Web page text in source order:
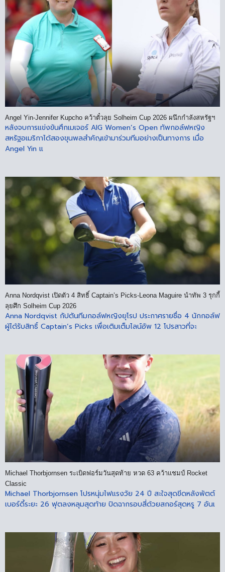
Angel Yin-Jennifer Kupcho คว้าตั๋วลุย Solheim Cup 2026 ผนึกกำลังสหรัฐฯ
หลังจบการแข่งขันศึกเมเจอร์ AIG Women’s Open ทัพกอล์ฟหญิง
สหรัฐอเมริกาได้สองขุนพลสำคัญเข้ามาร่วมทีมอย่างเป็นทางการ เมื่อ
Angel Yin แ
Anna Nordqvist เปิดตัว 4 สิทธิ์ Captain’s Picks-Leona Maguire นำทัพ 3 รุกกี้
ลุยศึก Solheim Cup 2026
Anna Nordqvist กัปตันทีมกอล์ฟหญิงยุโรป ประกาศรายชื่อ 4 นักกอล์ฟ
ผู้ได้รับสิทธิ์ Captain’s Picks เพื่อเติมเต็มไลน์อัพ 12 โปรสาวที่จะ
Michael Thorbjornsen ระเบิดฟอร์มวันสุดท้าย หวด 63 คว้าแชมป์ Rocket
Classic
Michael Thorbjornsen โปรหนุ่มไฟแรงวัย 24 ปี สะใจสุดขีดหลังพัตต์
เบอร์ดี้ระยะ 26 ฟุตลงหลุมสุดท้าย ปิดฉากรอบสี่ด้วยสกอร์สุดหรู 7 อันเ